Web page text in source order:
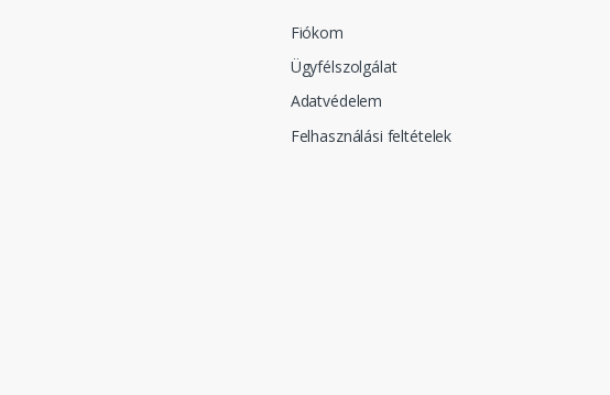
Fiókom
Ügyfélszolgálat
Adatvédelem
Felhasználási feltételek